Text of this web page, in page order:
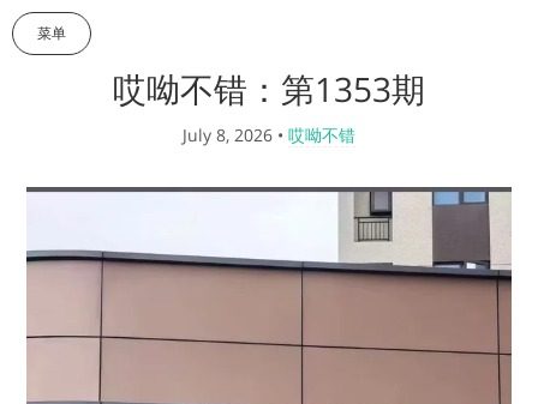
菜单
哎呦不错：第1353期
July 8, 2026 • 哎呦不错